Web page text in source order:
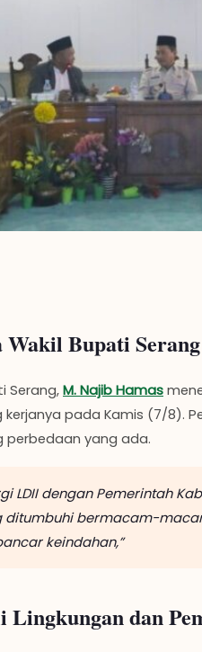
Wakil Bupati Serang
Serang,M. Najib Hamas
kerjanya pada Kamis (7/8).
yang ada.
LDII dengan Pemerintah
ditumbuhi bermacam-
keindahan,”
Lingkungan dan